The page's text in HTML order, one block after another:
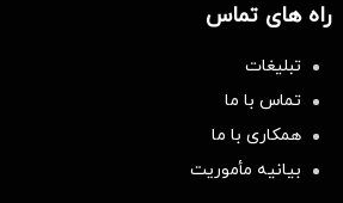
راه های تماس
تبلیغات
تماس با ما
همکاری با ما
بیانیه مأموریت